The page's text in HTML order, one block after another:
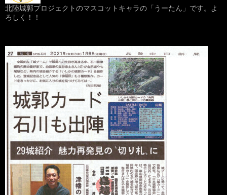
北陸城郭プロジェクトのマスコットキャラの「うーたん」です。よ
ろしく！！